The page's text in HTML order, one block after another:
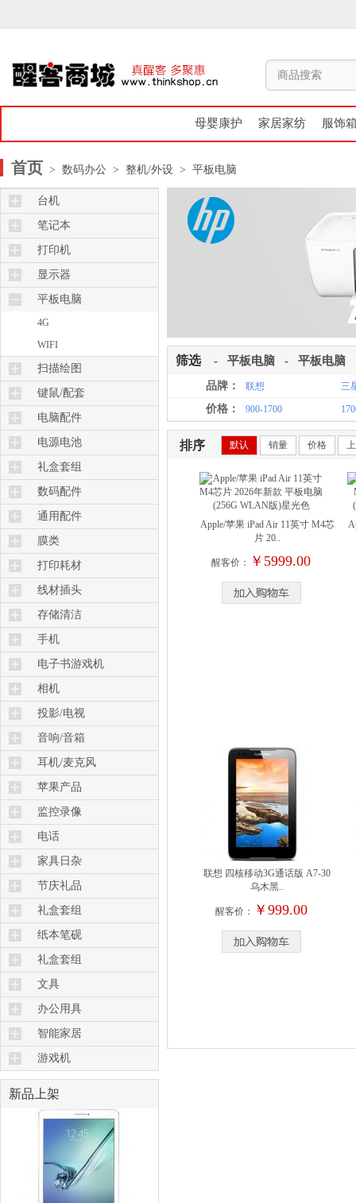
母婴康护 家居家纺 服饰
首页 > 数码办公 > 整机/外设 > 平板电脑
台机
常规
一体机
笔记本
常规
轻薄本
打印机
激光
照片打印机
喷墨
显示器
液晶
平板电脑
4G
WIFI
扫描绘图
扫描设备
识别设备
键鼠/配套
电脑配件
电源电池
礼盒套组
数码配件
通用配件
膜类
打印耗材
线材插头
存储清洁
手机
电子书游戏机
相机
投影/电视
音响/音箱
耳机/麦克风
苹果产品
监控录像
电话
家具日杂
节庆礼品
礼盒套组
纸本笔砚
礼盒套组
文具
办公用具
智能家居
游戏机
主机
新品上架
筛选 - 平板电脑 - 平板电脑
品牌： 联想 三
价格： 900-1700
排序 默认 销量 价格
Apple/苹果 iPad Air 11英寸 M4芯
片 20..
醒客价： ￥5999.00
联想 四核移动3G通话版 A7-30
乌木黑..
醒客价： ￥999.00